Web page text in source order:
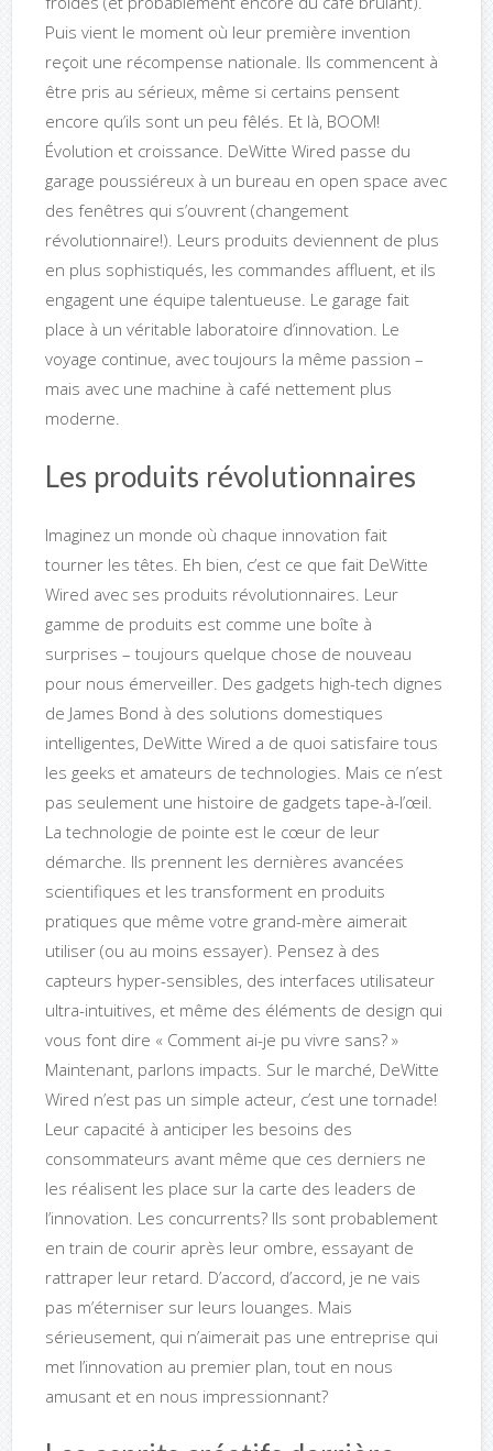
Puis vient le moment où leur première invention
reçoit une récompense nationale. Ils commencent à
être pris au sérieux, même si certains pensent
encore qu’ils sont un peu fêlés. Et là, BOOM!
Évolution et croissance. DeWitte Wired passe du
garage poussiéreux à un bureau en open space avec
des fenêtres qui s’ouvrent (changement
révolutionnaire!). Leurs produits deviennent de plus
en plus sophistiqués, les commandes affluent, et ils
engagent une équipe talentueuse. Le garage fait
place à un véritable laboratoire d’innovation. Le
voyage continue, avec toujours la même passion –
mais avec une machine à café nettement plus
moderne.
Les produits révolutionnaires
Imaginez un monde où chaque innovation fait
tourner les têtes. Eh bien, c’est ce que fait DeWitte
Wired avec ses produits révolutionnaires. Leur
gamme de produits est comme une boîte à
surprises – toujours quelque chose de nouveau
pour nous émerveiller. Des gadgets high-tech dignes
de James Bond à des solutions domestiques
intelligentes, DeWitte Wired a de quoi satisfaire tous
les geeks et amateurs de technologies. Mais ce n’est
pas seulement une histoire de gadgets tape-à-l’œil.
La technologie de pointe est le cœur de leur
démarche. Ils prennent les dernières avancées
scientifiques et les transforment en produits
pratiques que même votre grand-mère aimerait
utiliser (ou au moins essayer). Pensez à des
capteurs hyper-sensibles, des interfaces utilisateur
ultra-intuitives, et même des éléments de design qui
vous font dire « Comment ai-je pu vivre sans? »
Maintenant, parlons impacts. Sur le marché, DeWitte
Wired n’est pas un simple acteur, c’est une tornade!
Leur capacité à anticiper les besoins des
consommateurs avant même que ces derniers ne
les réalisent les place sur la carte des leaders de
l’innovation. Les concurrents? Ils sont probablement
en train de courir après leur ombre, essayant de
rattraper leur retard. D’accord, d’accord, je ne vais
pas m’éterniser sur leurs louanges. Mais
sérieusement, qui n’aimerait pas une entreprise qui
met l’innovation au premier plan, tout en nous
amusant et en nous impressionnant?